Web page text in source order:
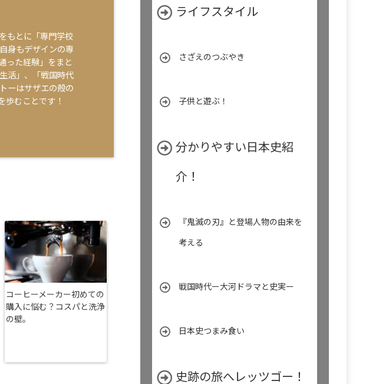
もとに「専門学校
身もデザインの専
った経験」をまと
活」、「戦国時代
ーはサザエの殻の
歩むことです！
コーヒーメーカー初めての
購入に悩む？コスパと洗浄
の壁。
ライフスタイル
さざえのつぶやき
子供と遊ぶ！
分かりやすい日本史紹
介！
『鬼滅の刃』と登場人物の由来を
考える
戦国時代ー大河ドラマと史実ー
日本史つまみ食い
史跡の旅へレッツゴー！